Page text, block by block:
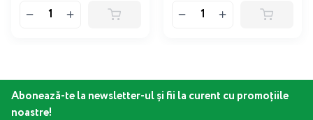
Abonează-te la newsletter-ul și fii la curent cu promoțiile
noastre!